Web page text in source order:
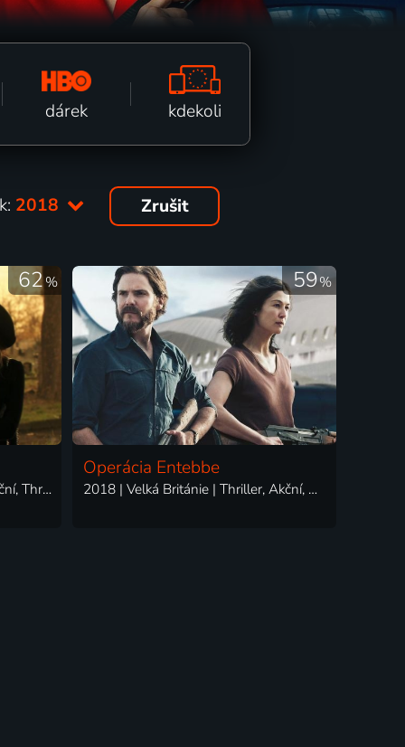
dárek kdekoli
2018 Zrušit
62%
2018 | Velká Británie | Krimi, Akční, Thriller
59%
Operácia Entebbe
2018 | Velká Británie | Thriller, Akční, Drama, Historický